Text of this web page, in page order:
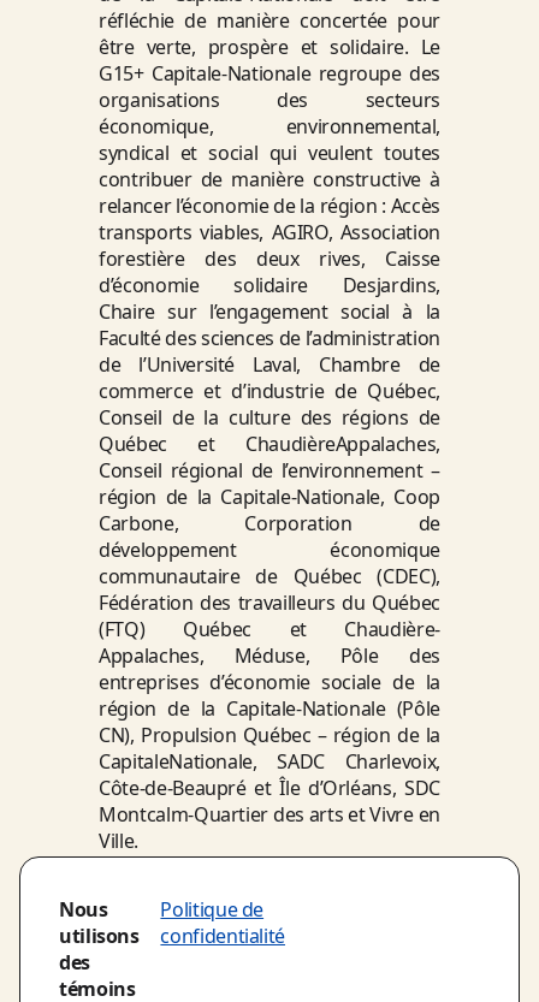
réfléchie de manière concertée pour
être verte, prospère et solidaire. Le
G15+ Capitale-Nationale regroupe des
organisations des secteurs
économique, environnemental,
syndical et social qui veulent toutes
contribuer de manière constructive à
relancer l’économie de la région : Accès
transports viables, AGIRO, Association
forestière des deux rives, Caisse
d’économie solidaire Desjardins,
Chaire sur l’engagement social à la
Faculté des sciences de l’administration
de l’Université Laval, Chambre de
commerce et d’industrie de Québec,
Conseil de la culture des régions de
Québec et ChaudièreAppalaches,
Conseil régional de l’environnement –
région de la Capitale-Nationale, Coop
Carbone, Corporation de
développement économique
communautaire de Québec (CDEC),
Fédération des travailleurs du Québec
(FTQ) Québec et Chaudière-
Appalaches, Méduse, Pôle des
entreprises d’économie sociale de la
région de la Capitale-Nationale (Pôle
CN), Propulsion Québec – région de la
CapitaleNationale, SADC Charlevoix,
Côte-de-Beaupré et Île d’Orléans, SDC
Montcalm-Quartier des arts et Vivre en
Ville.
Internetou suivez-nous sur
Nous
utilisons
des
témoins
Politique de
confidentialité